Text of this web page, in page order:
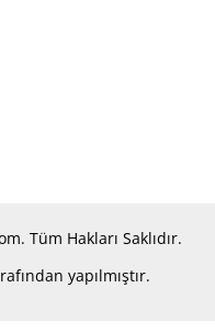
Tüm Hakları Saklıdır.
yapılmıştır.